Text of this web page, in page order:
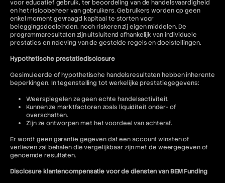
voor educatief gebruik, ter beoordeling van de handelsvaardigheid
en het risicobeheer van gebruikers. Gebruikers worden op geen
enkel moment gevraagd kapitaal te storten voor
beleggingsdoeleinden, noch riskeren zij eigen middelen. De
programmaresultaten zijn uitsluitend afhankelijk van individuele
prestaties en naleving van de gestelde regels en doelstellingen.
Hypothetische prestatiedisclosure
Gesimuleerde of hypothetische handelsresultaten hebben inherente
beperkingen. In tegenstelling tot werkelijke prestatiegegevens:
Weerspiegelen ze geen echte handelsactiviteit.
Kunnen ze marktfactoren zoals liquiditeit onder- of
overschatten.
Zijn ze ontworpen met het voordeel van achteraf.
Er wordt geen garantie gegeven dat een account winsten of
verliezen zal behalen die vergelijkbaar zijn met de weergegeven of
genoemde resultaten.
Disclosure klantencompensatie voor de diensten van BEM Funding